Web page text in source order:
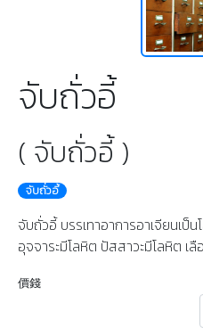
จับถั่วอี้
( จับถั่วอี้ )
จับถั่วอี้
จับถั่วอี้ บรรเทาอาการอาเจียนเป็
อุจจาระมีโลหิต ปัสสาวะมีโลหิต เ
價錢